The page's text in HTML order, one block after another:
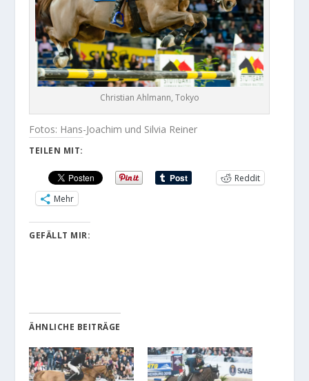
Christian Ahlmann, Tokyo
Fotos: Hans-Joachim und Silvia Reiner
TEILEN MIT:
Reddit
Mehr
GEFÄLLT MIR:
ÄHNLICHE BEITRÄGE